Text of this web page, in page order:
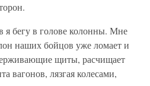
я бегу в голове колонны. Мне
наших бойцов уже ломает и
щиты, расчищает
вагонов, лязгая колесами,